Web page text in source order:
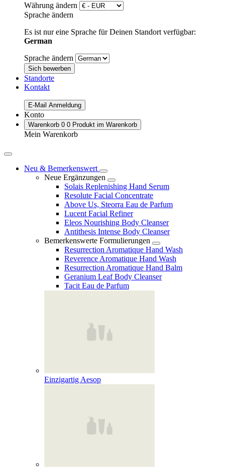
Währung ändern
Sprache ändern
Es ist nur eine Sprache für Deinen Standort verfügbar:
German
Sprache ändern
Sich bewerben
Standorte
Kontakt
E-Mail Anmeldung
Konto
Warenkorb 0 0 Produkt im Warenkorb
Mein Warenkorb
Neu & Bemerkenswert
Neue Ergänzungen
Solais Replenishing Hand Serum
Resolute Facial Concentrate
Above Us, Steorra Eau de Parfum
Lucent Facial Refiner
Eleos Nourishing Body Cleanser
Antithesis Intense Body Cleanser
Bemerkenswerte Formulierungen
Resurrection Aromatique Hand Wash
Reverence Aromatique Hand Wash
Resurrection Aromatique Hand Balm
Geranium Leaf Body Cleanser
Tacit Eau de Parfum
Einzigartig Aesop